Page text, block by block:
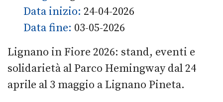
Data inizio: 24-04-2026
Data fine: 03-05-2026
Lignano in Fiore 2026: stand, eventi e
solidarietà al Parco Hemingway dal 24
aprile al 3 maggio a Lignano Pineta.